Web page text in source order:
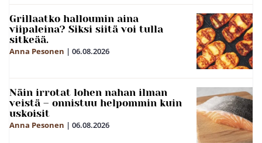
Grillaatko halloumin aina
viipaleina? Siksi siitä voi tulla
sitkeää.
Anna Pesonen | 06.08.2026
Näin irrotat lohen nahan ilman
veistä – onnistuu helpommin kuin
uskoisit
Anna Pesonen | 06.08.2026